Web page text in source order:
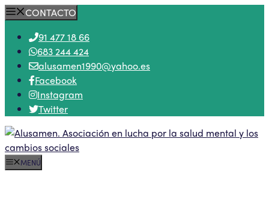
Saltar
contenido
CONTACTO
91 477 18 66
683 244 424
alusamen1990@yahoo.es
Facebook
Instagram
Twitter
MENÚ